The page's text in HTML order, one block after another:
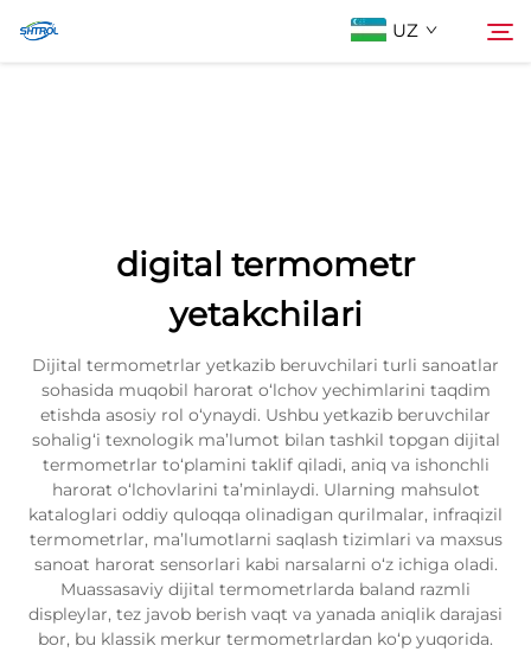
UZ
Biz bilan bog'lanish
digital termometr
yetakchilari
Dijital termometrlar yetkazib beruvchilari turli sanoatlar
sohasida muqobil harorat o‘lchov yechimlarini taqdim
etishda asosiy rol o‘ynaydi. Ushbu yetkazib beruvchilar
sohalig‘i texnologik ma’lumot bilan tashkil topgan dijital
termometrlar to‘plamini taklif qiladi, aniq va ishonchli
harorat o‘lchovlarini ta’minlaydi. Ularning mahsulot
kataloglari oddiy quloqqa olinadigan qurilmalar, infraqizil
termometrlar, ma’lumotlarni saqlash tizimlari va maxsus
sanoat harorat sensorlari kabi narsalarni o‘z ichiga oladi.
Muassasaviy dijital termometrlarda baland razmli
displeylar, tez javob berish vaqt va yanada aniqlik darajasi
bor, bu klassik merkur termometrlardan ko‘p yuqorida.